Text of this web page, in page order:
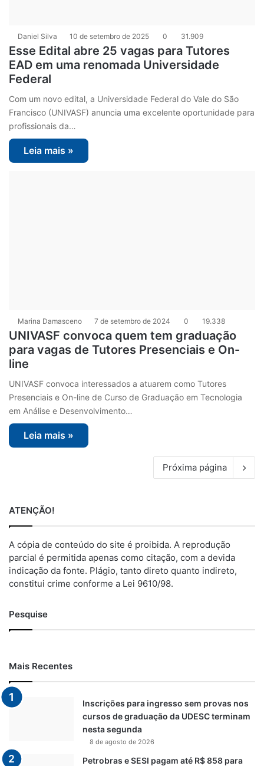
Daniel Silva 10 de setembro de 2025 0 31.909
Esse Edital abre 25 vagas para Tutores
EAD em uma renomada Universidade
Federal
Com um novo edital, a Universidade Federal do Vale do São
Francisco (UNIVASF) anuncia uma excelente oportunidade para
profissionais da…
Leia mais »
Marina Damasceno 7 de setembro de 2024 0 19.338
UNIVASF convoca quem tem graduação
para vagas de Tutores Presenciais e On-
line
UNIVASF convoca interessados a atuarem como Tutores
Presenciais e On-line de Curso de Graduação em Tecnologia
em Análise e Desenvolvimento…
Leia mais »
Próxima página
ATENÇÃO!
A cópia de conteúdo do site é proibida. A reprodução
parcial é permitida apenas como citação, com a devida
indicação da fonte. Plágio, tanto direto quanto indireto,
constitui crime conforme a Lei 9610/98.
Pesquise
Mais Recentes
Inscrições para ingresso sem provas nos
cursos de graduação da UDESC terminam
nesta segunda
8 de agosto de 2026
Petrobras e SESI pagam até R$ 858 para